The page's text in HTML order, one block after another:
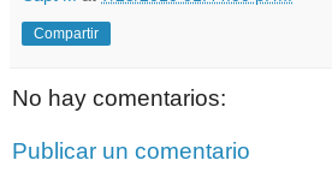
Compartir
No hay comentarios:
Publicar un comentario